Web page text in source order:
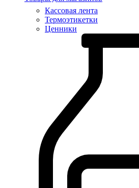
Кассовая лента
Термоэтикетки
Ценники